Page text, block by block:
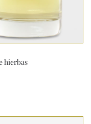
hierbas